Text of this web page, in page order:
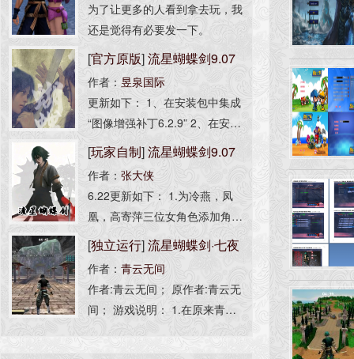
为了让更多的人看到拿去玩，我
还是觉得有必要发一下。
[官方原版]流星蝴蝶剑9.07
完整版
作者： 昱泉国际
更新如下： 1、在安装包中集成
“图像增强补丁6.2.9” 2、在安装
包中集成“人物全开选项” 3、解
决不能选择单机任务和局域网的
问题 4、集成简体中文、繁体中
文安装 安装程序非昱泉国际制
作，为流星资源网打包，无任何
修改。 此版本等同于：1.00.3完
整版 + 1.07.16升级补丁 + 9.07.
16升级补丁。
[玩家自制]流星蝴蝶剑9.07
高清无损版
作者： 张大侠
6.22更新如下： 1.为冷燕，凤
凰，高寄萍三位女角色添加角色
语音，包括招式，挑衅，死亡。
2.为所有角色添加受击反馈音效
（挨打音效）。 3.优化部分贴
图，特效，语音效果。 注：女
角色仅限主机开房
[独立运行]流星蝴蝶剑·七夜
听雪(光影增强版)
作者： 青云无间
作者:青云无间； 原作者:青云无
间； 游戏说明： 1.在原来青云
无间大佬的版本基础上添加了图
像补丁、AS脚本引擎以及光